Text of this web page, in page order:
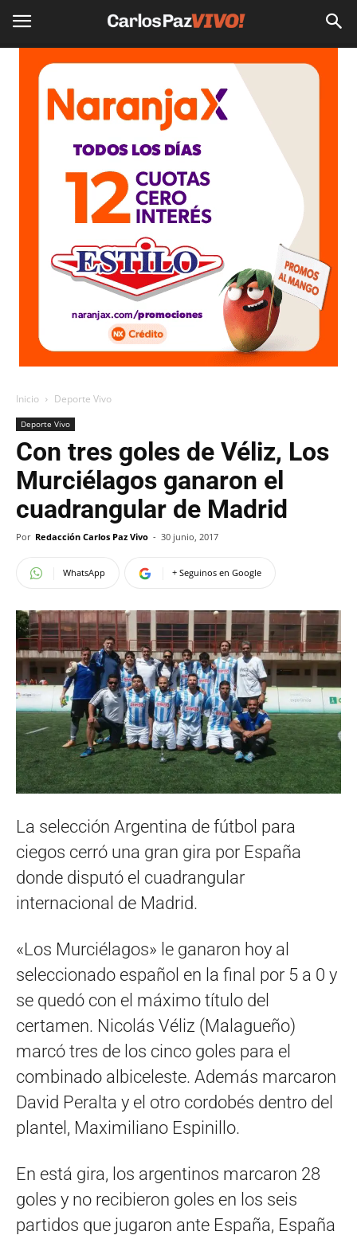
Inicio Deporte Vivo
Deporte Vivo
Con tres goles de Véliz, Los
Murciélagos ganaron el
cuadrangular de Madrid
Por Redacción Carlos Paz Vivo - 30 junio, 2017
WhatsApp + Seguinos en Google
La selección Argentina de fútbol para
ciegos cerró una gran gira por España
donde disputó el cuadrangular
internacional de Madrid.
«Los Murciélagos» le ganaron hoy al
seleccionado español en la final por 5 a 0 y
se quedó con el máximo título del
certamen. Nicolás Véliz (Malagueño)
marcó tres de los cinco goles para el
combinado albiceleste. Además marcaron
David Peralta y el otro cordobés dentro del
plantel, Maximiliano Espinillo.
En está gira, los argentinos marcaron 28
goles y no recibieron goles en los seis
partidos que jugaron ante España, España